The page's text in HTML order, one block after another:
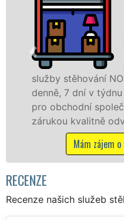
služby
celém
franchisové
Nabízíme
včetně
Mám
RECENZE
Recenze našich služeb